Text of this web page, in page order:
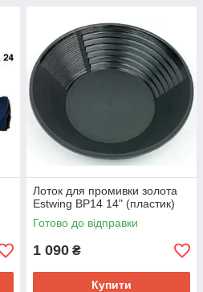
Лоток для промивки золота
Estwing BP14 14" (пластик)
Готово до відправки
1 090 ₴
Купити